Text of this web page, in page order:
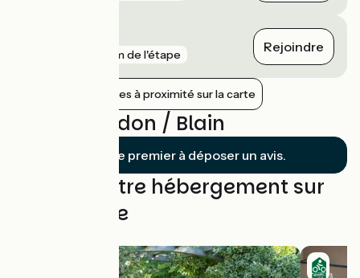
9 km de l'étape Rejoindre
Afficher les gares à proximité sur la carte
Avis sur Redon / Blain
Soyez le premier à déposer un avis.
Trouvez votre hébergement sur
cette étape